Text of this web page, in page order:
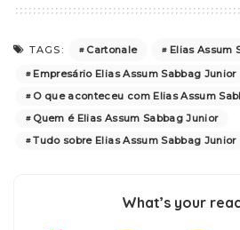
TAGS: Cartonale
Elias Assum
Empresário Elias Assum Sabbag Junior
O que aconteceu com Elias Assum
Quem é Elias Assum Sabbag Junior
Tudo sobre Elias Assum Sabbag Junior
What’s your